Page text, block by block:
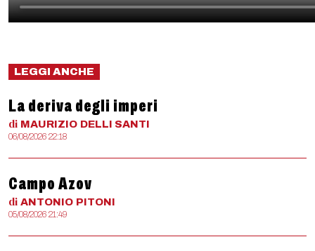
LEGGI ANCHE
La deriva degli imperi
di MAURIZIO DELLI SANTI
06/08/2026 22:18
Campo Azov
di ANTONIO PITONI
05/08/2026 21:49